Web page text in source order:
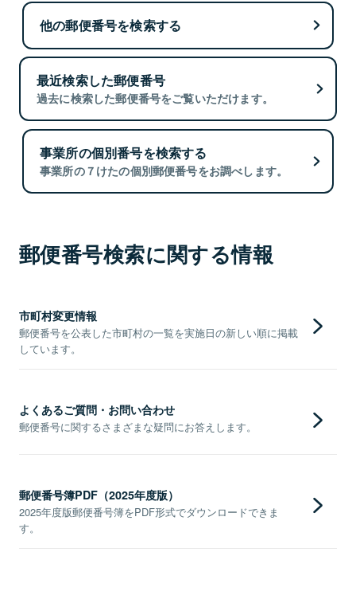
他の郵便番号を検索する
最近検索した郵便番号
過去に検索した郵便番号をご覧いただけます。
事業所の個別番号を検索する
事業所の７けたの個別郵便番号をお調べします。
郵便番号検索に関する情報
市町村変更情報
郵便番号を公表した市町村の一覧を実施日の新しい順に掲載
しています。
よくあるご質問・お問い合わせ
郵便番号に関するさまざまな疑問にお答えします。
郵便番号簿PDF（2025年度版）
2025年度版郵便番号簿をPDF形式でダウンロードできま
す。